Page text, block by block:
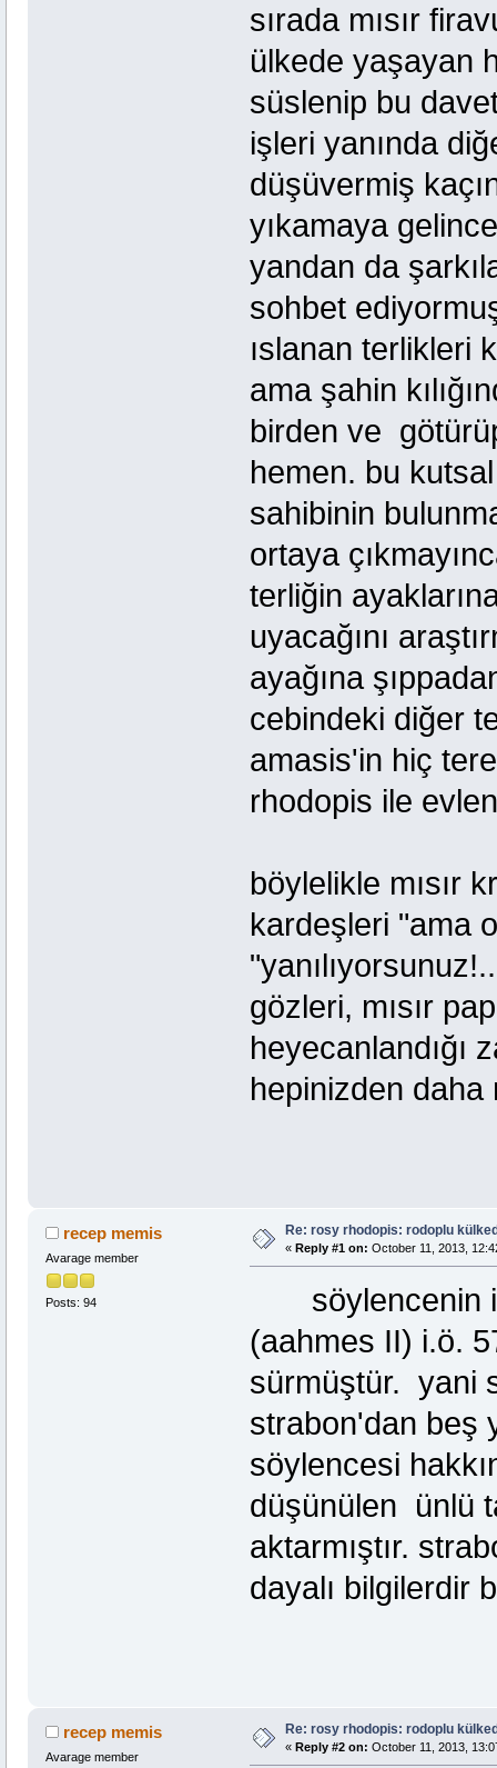
sırada mısır
ülkede yaşayan
süslenip bu
işleri yanında
düşüvermiş
yıkamaya
yandan da
sohbet
ıslanan terlikleri
ama şahin
birden ve
hemen. bu
sahibinin
ortaya
terliğin
uyacağını
ayağına
cebindeki diğer
amasis'in hiç
rhodopis ile
böylelikle mısır
kardeşleri "ama
gözleri, mısır
heyecanlandığı
hepinizden daha
recep memis
Avarage member
Posts: 94
Re: rosy rhodopis: rodoplu
« Reply #1 on: October 11, 2013,
söylencenin
(aahmes II) i.ö.
sürmüştür. yani
strabon'dan beş
söylencesi
düşünülen ünlü
aktarmıştır.
dayalı bilgilerdir
recep memis
Avarage member
Re: rosy rhodopis: rodoplu
« Reply #2 on: October 11, 2013,